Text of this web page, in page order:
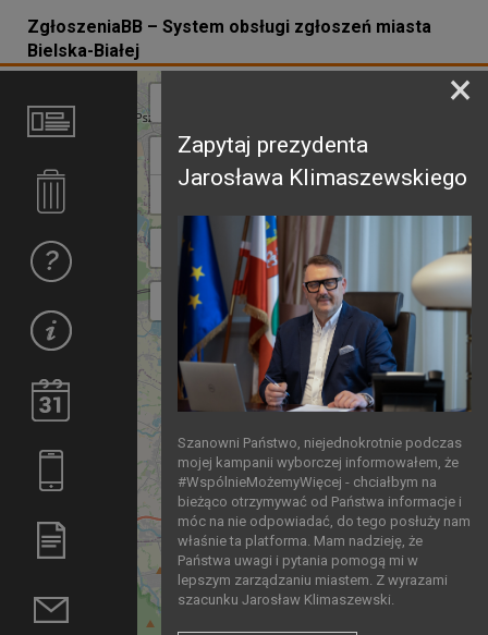
ZgłoszeniaBB – System obsługi zgłoszeń miasta
Bielska-Białej
40
182
183
164
928
×
Zapytaj prezydenta
Jarosława Klimaszewskiego
Szanowni Państwo, niejednokrotnie podczas
mojej kampanii wyborczej informowałem, że
#WspólnieMożemyWięcej - chciałbym na
bieżąco otrzymywać od Państwa informacje i
móc na nie odpowiadać, do tego posłuży nam
właśnie ta platforma. Mam nadzieję, że
Państwa uwagi i pytania pomogą mi w
lepszym zarządzaniu miastem. Z wyrazami
szacunku Jarosław Klimaszewski.